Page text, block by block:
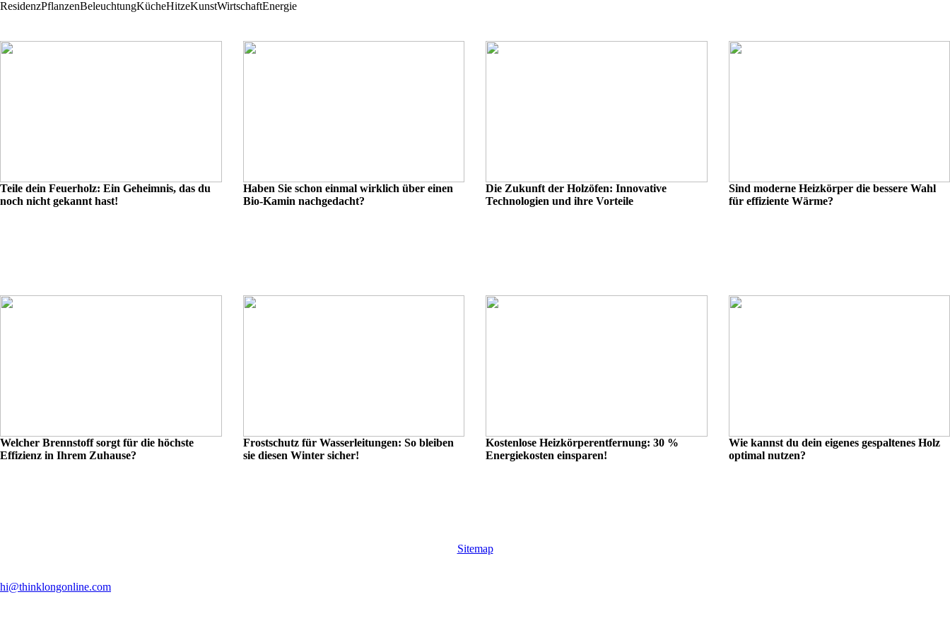
ResidenzPflanzenBeleuchtungKücheHitzeKunstWirtschaftEnergie
Teile dein Feuerholz: Ein Geheimnis, das du
noch nicht gekannt hast!
Haben Sie schon einmal wirklich über einen
Bio-Kamin nachgedacht?
Die Zukunft der Holzöfen: Innovative
Technologien und ihre Vorteile
Sind moderne Heizkörper die bessere Wahl
für effiziente Wärme?
Welcher Brennstoff sorgt für die höchste
Effizienz in Ihrem Zuhause?
Frostschutz für Wasserleitungen: So bleiben
sie diesen Winter sicher!
Kostenlose Heizkörperentfernung: 30 %
Energiekosten einsparen!
Wie kannst du dein eigenes gespaltenes Holz
optimal nutzen?
Sitemap
hi@thinklongonline.com